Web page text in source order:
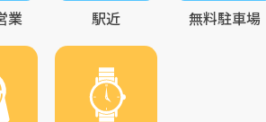
業 駅近 無料駐車場